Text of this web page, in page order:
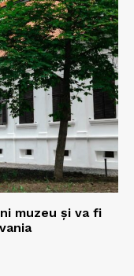
muzeu şi va fi